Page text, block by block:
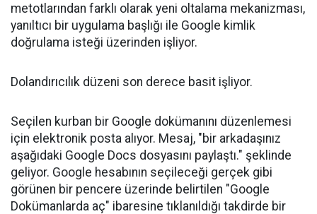
metotlarından farklı olarak yeni oltalama mekanizması,
yanıltıcı bir uygulama başlığı ile Google kimlik
doğrulama isteği üzerinden işliyor.
Dolandırıcılık düzeni son derece basit işliyor.
Seçilen kurban bir Google dokümanını düzenlemesi
için elektronik posta alıyor. Mesaj, "bir arkadaşınız
aşağıdaki Google Docs dosyasını paylaştı." şeklinde
geliyor. Google hesabının seçileceği gerçek gibi
görünen bir pencere üzerinde belirtilen "Google
Dokümanlarda aç" ibaresine tıklanıldığı takdirde bir